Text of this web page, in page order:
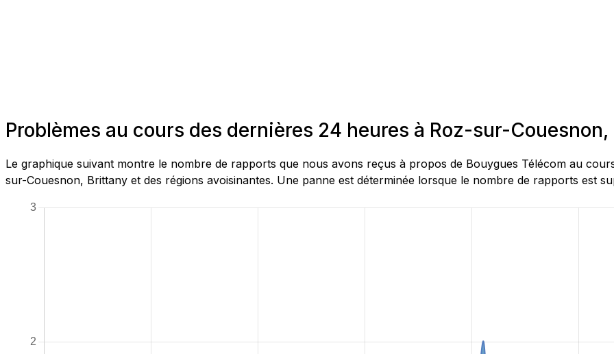
Problèmes au cours des dernières 24 heures à Roz-sur-
Le graphique suivant montre le nombre de rapports que nous avons reçus à propos de Bouygues Télécom au
sur-Couesnon, Brittany et des régions avoisinantes. Une panne est déterminée lorsque le nombre de rapports est